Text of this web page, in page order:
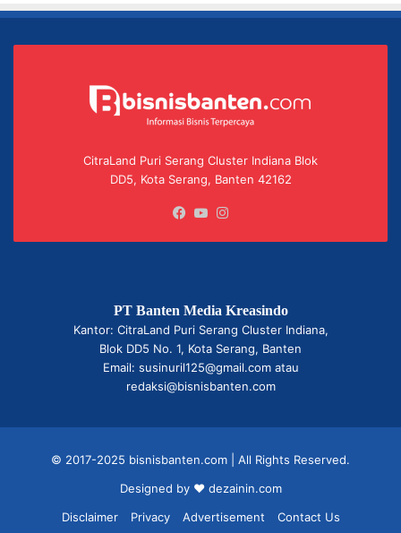
CitraLand Puri Serang Cluster Indiana Blok
DD5, Kota Serang, Banten 42162
Facebook
YouTube
PT Banten Media Kreasindo
Kantor: CitraLand Puri Serang Cluster Indiana,
Blok DD5 No. 1, Kota Serang, Banten
Email: susinuril125@gmail.com atau
redaksi@bisnisbanten.com
© 2017-2025 bisnisbanten.com | All Rights Reserved.
Designed by ❤ dezainin.com
Disclaimer
Privacy Advertisement Contact Us